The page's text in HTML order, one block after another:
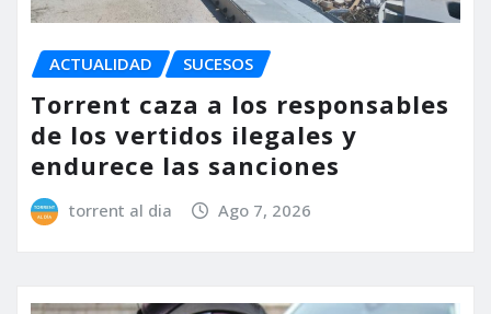
ACTUALIDAD SUCESOS
Torrent caza a los responsables
de los vertidos ilegales y
endurece las sanciones
torrent al dia Ago 7, 2026